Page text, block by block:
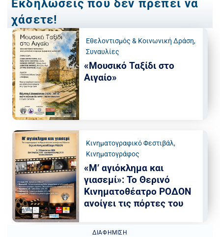
Εκδηλώσεις που δεν πρέπει να
χάσετε!
Εθελοντισμός & Κοινωνική Δράση,
Συναυλίες
«Μουσικό Ταξίδι στο
Αιγαίο»
Κινηματογραφικό Φεστιβάλ,
Κινηματογράφος
«Μ’ αγιόκλημα και
γιασεμί»: Το Θερινό
Κινηματοθέατρο ΡΟΔΟΝ
ανοίγει τις πόρτες του
ΔΙΑΦΉΜΙΣΗ